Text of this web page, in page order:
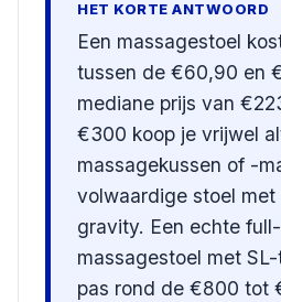
HET KORTE ANTWOORD
Een massagestoel
tussen de €60,90 en
mediane prijs van
€300 koop je vrijwel
massagekussen of -
volwaardige stoel met
gravity. Een echte
massagestoel met
pas rond de €800 tot